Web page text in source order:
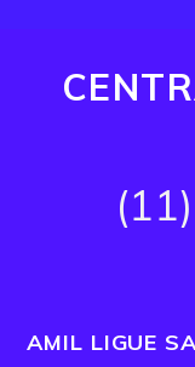
AMIL LIGUE